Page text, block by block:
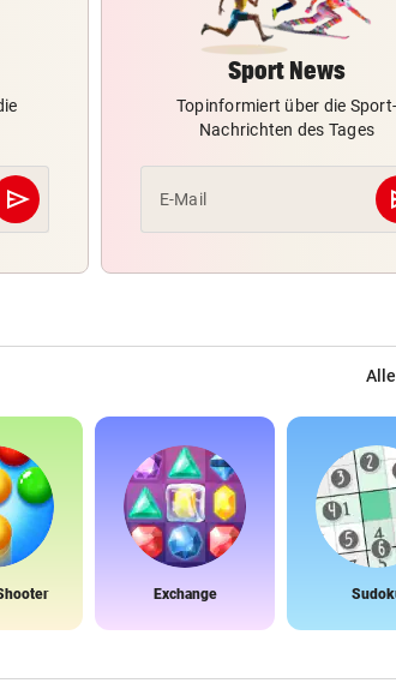
send
Abschicken
Sport News
Topinformiert über die Sport-
Nachrichten des Tages
E-Mail
Exchange